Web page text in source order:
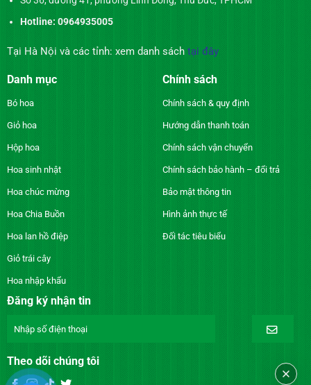
Hotline: 0964935005
Tại Hà Nội và các tỉnh: xem danh sách tại đây
Danh mục
Bó hoa
Giỏ hoa
Hộp hoa
Hoa sinh nhật
Hoa chúc mừng
Hoa Chia Buồn
Hoa lan hồ điệp
Giỏ trái cây
Hoa nhập khẩu
Chính sách
Chính sách & quy định
Hướng dẫn thanh toán
Chính sách vận chuyển
Chính sách bảo hành – đổi trả
Bảo mật thông tin
Hình ảnh thực tế
Đối tác tiêu biểu
Đăng ký nhận tin
Theo dõi chúng tôi